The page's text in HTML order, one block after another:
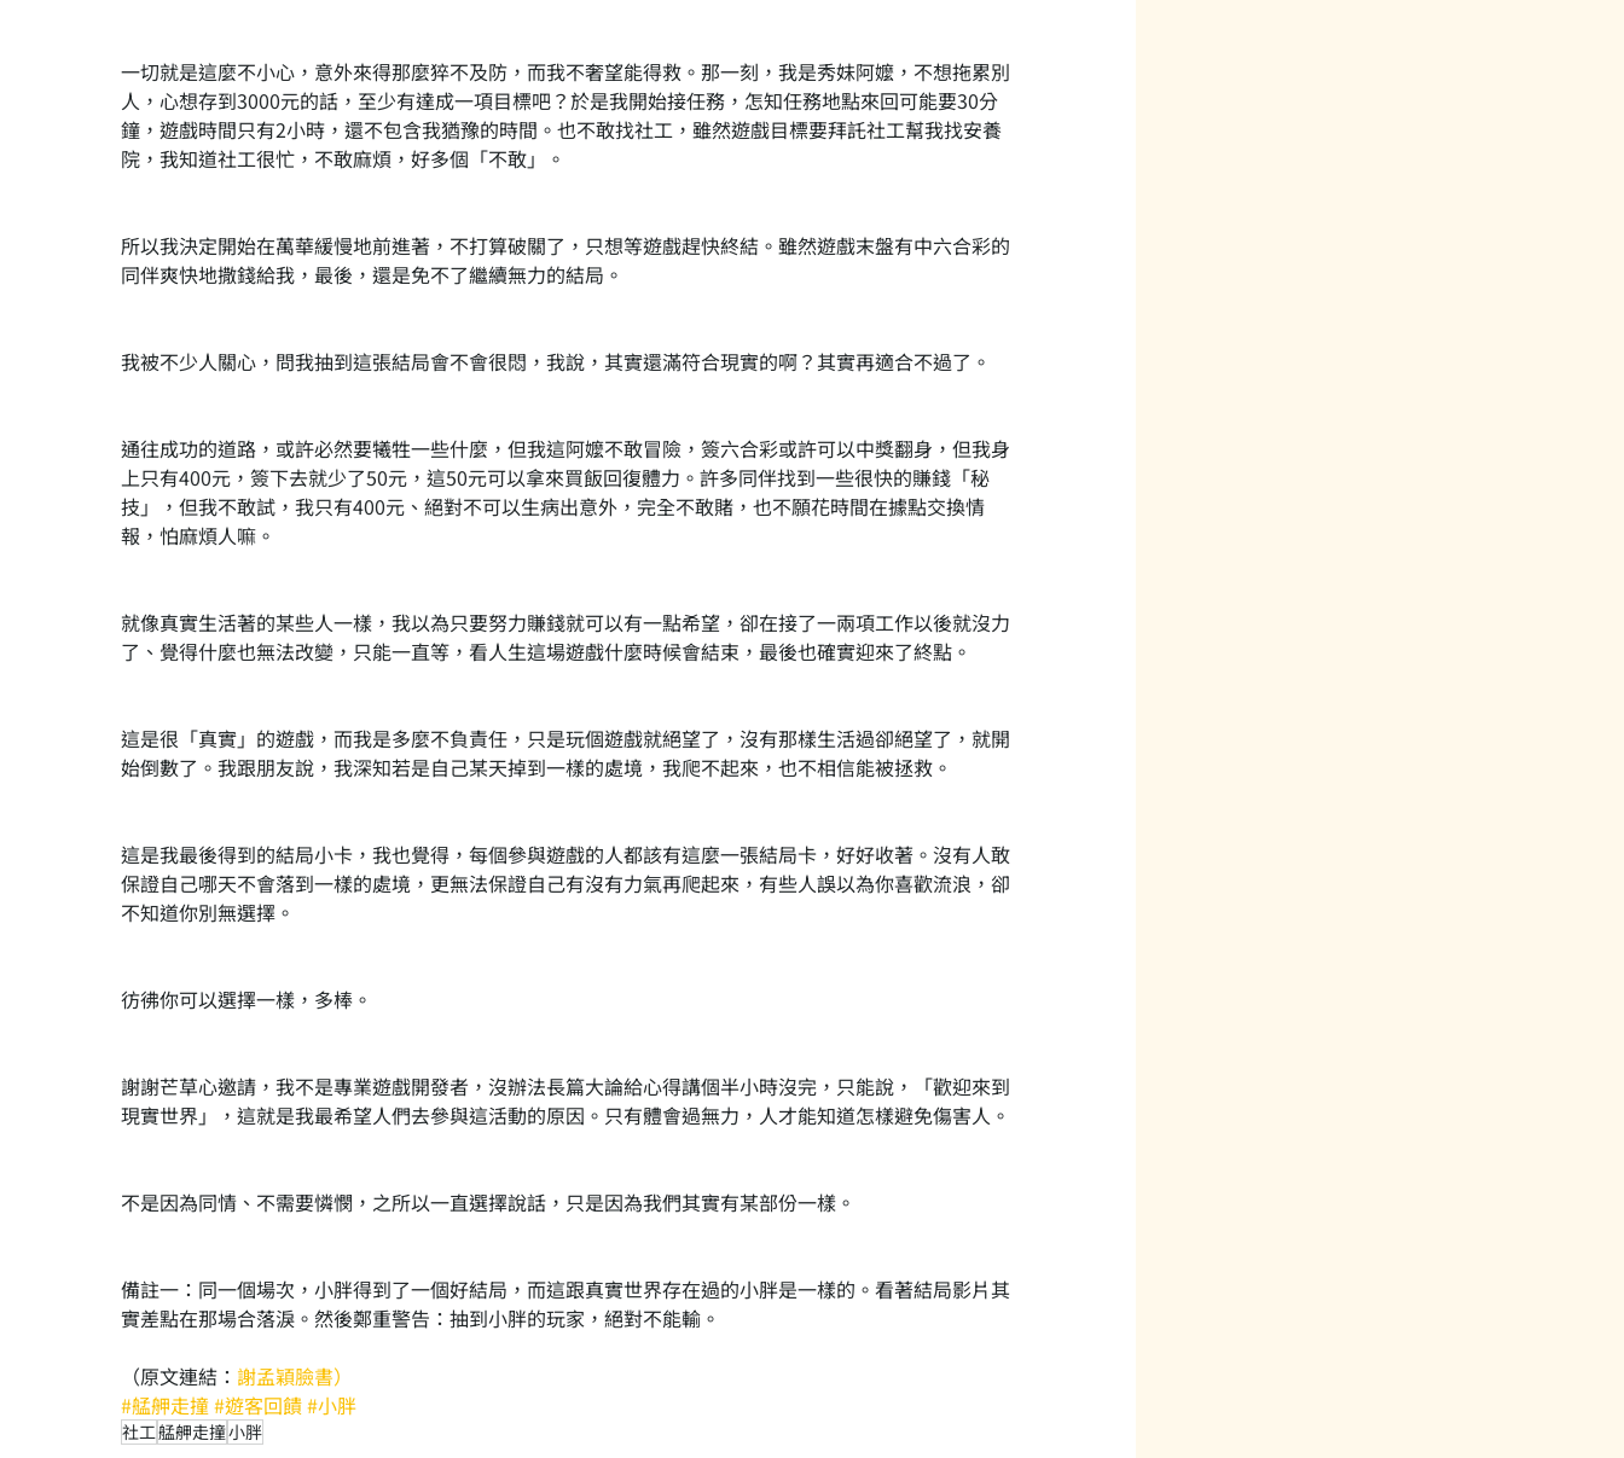
一切就是這麼不小心，意外來得那麼猝不及防，而我不奢望能得救。那一刻，我是秀妹阿嬤，不想拖累別
人，心想存到3000元的話，至少有達成一項目標吧？於是我開始接任務，怎知任務地點來回可能要30分
鐘，遊戲時間只有2小時，還不包含我猶豫的時間。也不敢找社工，雖然遊戲目標要拜託社工幫我找安養
院，我知道社工很忙，不敢麻煩，好多個「不敢」。
所以我決定開始在萬華緩慢地前進著，不打算破關了，只想等遊戲趕快終結。雖然遊戲末盤有中六合彩的
同伴爽快地撒錢給我，最後，還是免不了繼續無力的結局。
我被不少人關心，問我抽到這張結局會不會很悶，我說，其實還滿符合現實的啊？其實再適合不過了。
通往成功的道路，或許必然要犧牲一些什麼，但我這阿嬤不敢冒險，簽六合彩或許可以中獎翻身，但我身
上只有400元，簽下去就少了50元，這50元可以拿來買飯回復體力。許多同伴找到一些很快的賺錢「秘
技」，但我不敢試，我只有400元、絕對不可以生病出意外，完全不敢賭，也不願花時間在據點交換情
報，怕麻煩人嘛。
就像真實生活著的某些人一樣，我以為只要努力賺錢就可以有一點希望，卻在接了一兩項工作以後就沒力
了、覺得什麼也無法改變，只能一直等，看人生這場遊戲什麼時候會結束，最後也確實迎來了終點。
這是很「真實」的遊戲，而我是多麼不負責任，只是玩個遊戲就絕望了，沒有那樣生活過卻絕望了，就開
始倒數了。我跟朋友說，我深知若是自己某天掉到一樣的處境，我爬不起來，也不相信能被拯救。
這是我最後得到的結局小卡，我也覺得，每個參與遊戲的人都該有這麼一張結局卡，好好收著。沒有人敢
保證自己哪天不會落到一樣的處境，更無法保證自己有沒有力氣再爬起來，有些人誤以為你喜歡流浪，卻
不知道你別無選擇。
彷彿你可以選擇一樣，多棒。
謝謝芒草心邀請，我不是專業遊戲開發者，沒辦法長篇大論給心得講個半小時沒完，只能說，「歡迎來到
現實世界」，這就是我最希望人們去參與這活動的原因。只有體會過無力，人才能知道怎樣避免傷害人。
不是因為同情、不需要憐憫，之所以一直選擇說話，只是因為我們其實有某部份一樣。
備註一：同一個場次，小胖得到了一個好結局，而這跟真實世界存在過的小胖是一樣的。看著結局影片其
實差點在那場合落淚。然後鄭重警告：抽到小胖的玩家，絕對不能輸。
（原文連結： 謝孟穎臉書）
#艋舺走撞#遊客回饋#小胖
社工艋舺走撞小胖